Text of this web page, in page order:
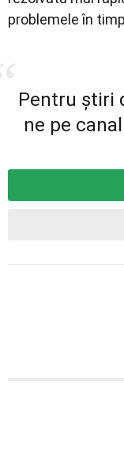
problemele în
Pentru știri
ne pe